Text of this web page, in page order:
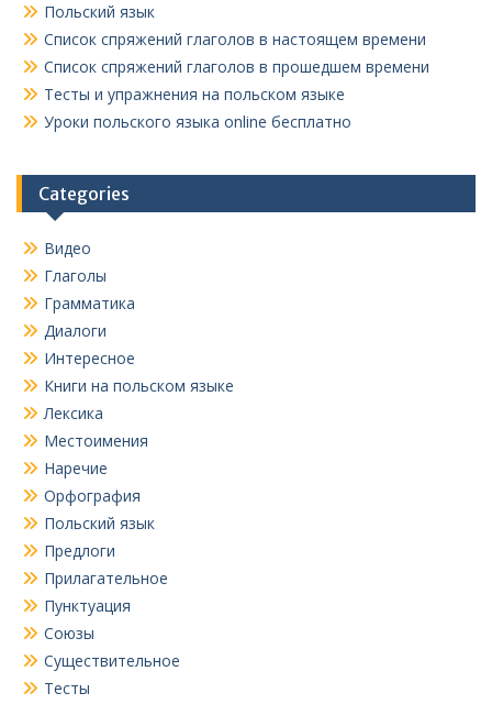
Польский язык
Список спряжений глаголов в настоящем времени
Список спряжений глаголов в прошедшем времени
Тесты и упражнения на польском языке
Уроки польского языка online бесплатно
Categories
Видео
Глаголы
Грамматика
Диалоги
Интересное
Книги на польском языке
Лексика
Местоимения
Наречие
Орфография
Польский язык
Предлоги
Прилагательное
Пунктуация
Союзы
Существительное
Тесты